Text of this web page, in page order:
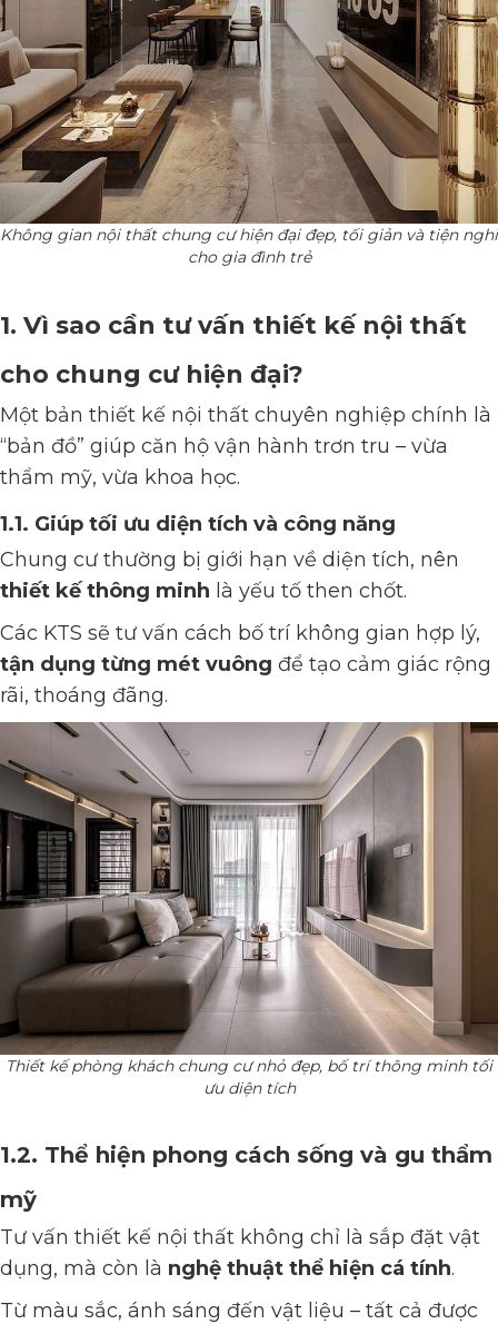
Không gian nội thất chung cư hiện đại đẹp, tối giản và tiện nghi
cho gia đình trẻ
1. Vì sao cần tư vấn thiết kế nội thất
cho chung cư hiện đại?
Một bản thiết kế nội thất chuyên nghiệp chính là
“bản đồ” giúp căn hộ vận hành trơn tru – vừa
thẩm mỹ, vừa khoa học.
1.1. Giúp tối ưu diện tích và công năng
Chung cư thường bị giới hạn về diện tích, nên
thiết kế thông minh là yếu tố then chốt.
Các KTS sẽ tư vấn cách bố trí không gian hợp lý,
tận dụng từng mét vuông để tạo cảm giác rộng
rãi, thoáng đãng.
Thiết kế phòng khách chung cư nhỏ đẹp, bố trí thông minh tối
ưu diện tích
1.2. Thể hiện phong cách sống và gu thẩm
mỹ
Tư vấn thiết kế nội thất không chỉ là sắp đặt vật
dụng, mà còn là nghệ thuật thể hiện cá tính.
Từ màu sắc, ánh sáng đến vật liệu – tất cả được